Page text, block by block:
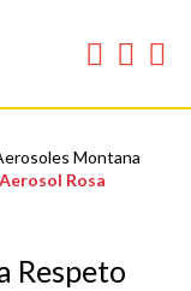
Montana
Rosa
Respeto